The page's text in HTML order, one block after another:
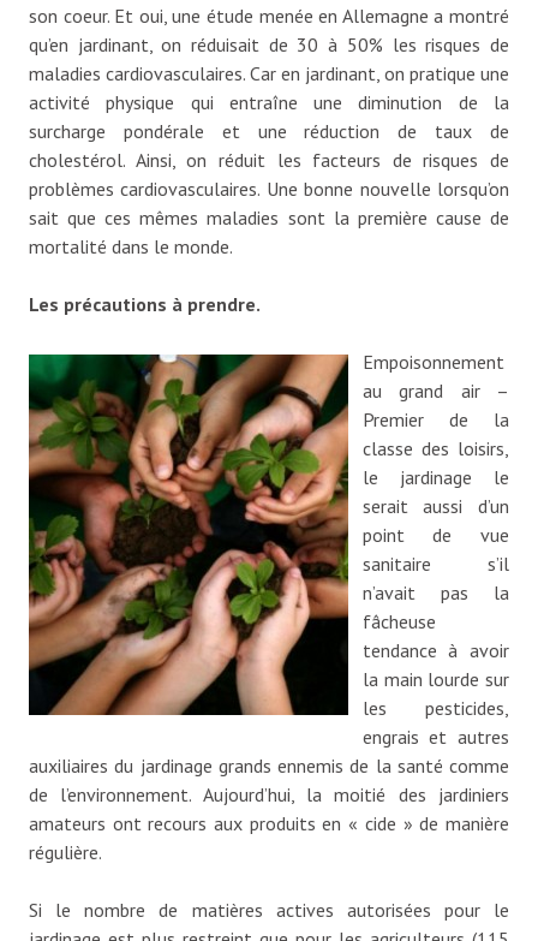
son coeur. Et oui, une étude menée en Allemagne a montré
qu’en jardinant, on réduisait de 30 à 50% les risques de
maladies cardiovasculaires. Car en jardinant, on pratique une
activité physique qui entraîne une diminution de la
surcharge pondérale et une réduction de taux de
cholestérol. Ainsi, on réduit les facteurs de risques de
problèmes cardiovasculaires. Une bonne nouvelle lorsqu’on
sait que ces mêmes maladies sont la première cause de
mortalité dans le monde.
Les précautions à prendre.
Empoisonnement
au grand air –
Premier de la
classe des loisirs,
le jardinage le
serait aussi d’un
point de vue
sanitaire s’il
n’avait pas la
fâcheuse
tendance à avoir
la main lourde sur
les pesticides,
engrais et autres
auxiliaires du jardinage grands ennemis de la santé comme
de l’environnement. Aujourd’hui, la moitié des jardiniers
amateurs ont recours aux produits en « cide » de manière
régulière.
Si le nombre de matières actives autorisées pour le